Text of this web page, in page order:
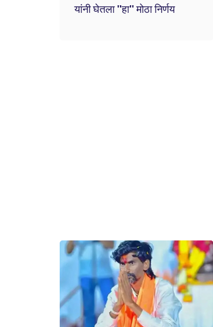
यांनी घेतला ''हा'' मोठा निर्णय